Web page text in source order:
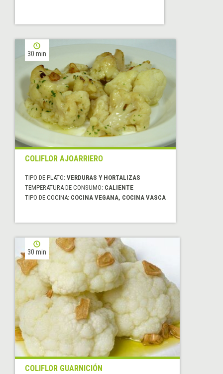
30 min
COLIFLOR AJOARRIERO
TIPO DE PLATO: VERDURAS Y HORTALIZAS
TEMPERATURA DE CONSUMO: CALIENTE
TIPO DE COCINA: COCINA VEGANA, COCINA VASCA
30 min
COLIFLOR GUARNICIÓN